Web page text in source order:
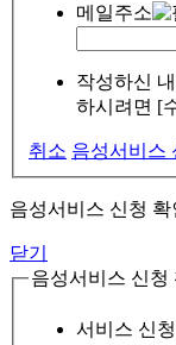
메일주소
작성하신
하시려면 [
취소 음성서비스
음성서비스 신청 확
닫기
음성서비스 신청
서비스 신